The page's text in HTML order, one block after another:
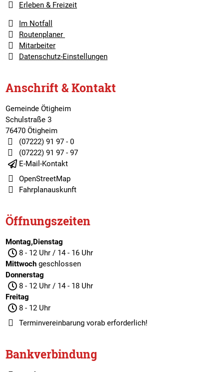
Erleben & Freizeit
Im Notfall
Routenplaner
Mitarbeiter
Datenschutz-Einstellungen
Anschrift & Kontakt
Gemeinde Ötigheim
Schulstraße 3
76470 Ötigheim
(07222) 91 97 - 0
(07222) 91 97 - 97
E-Mail-Kontakt
OpenStreetMap
Fahrplanauskunft
Öffnungszeiten
Montag,Dienstag
8 - 12 Uhr / 14 - 16 Uhr
Mittwochgeschlossen
Donnerstag
8 - 12 Uhr / 14 - 18 Uhr
Freitag
8 - 12 Uhr
Terminvereinbarungvorab erforderlich!
Bankverbindung